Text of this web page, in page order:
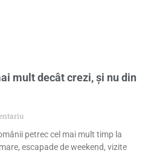
mult decât crezi, și nu din
petrec cel mai mult timp la
escapade de weekend, vizite